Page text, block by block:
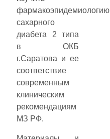
фармакоэпидемиологию
сахарного
диабета 2 типа
в ОКБ
г.Саратова и ее
соответствие
современным
клиническим
рекомендациям
МЗ РФ.